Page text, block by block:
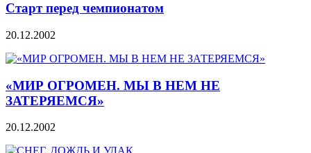
Старт перед чемпионатом
20.12.2002
«МИР ОГРОМЕН. МЫ В НЕМ НЕ
ЗАТЕРЯЕМСЯ»
20.12.2002